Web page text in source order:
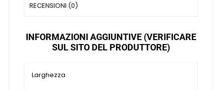
RECENSIONI (0)
INFORMAZIONI AGGIUNTIVE (VERIFICARE
SUL SITO DEL PRODUTTORE)
Larghezza